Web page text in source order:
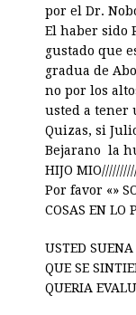
por el Dr.
El haber sido
gustado que
gradua de
no por los
usted a tener
Quizas, si
Bejarano la
HIJO
Por favor «»
COSAS EN
USTED
QUE SE
QUERIA